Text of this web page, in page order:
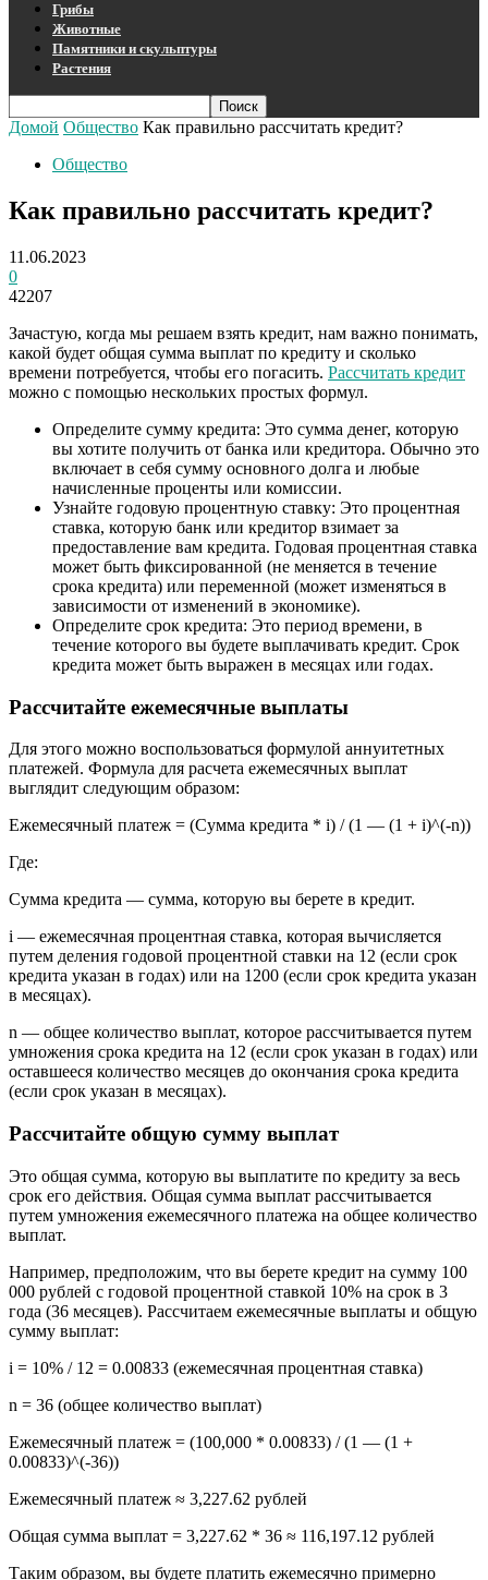
Грибы
Животные
Памятники и скульптуры
Растения
Домой Общество Как правильно рассчитать кредит?
Общество
Как правильно рассчитать кредит?
11.06.2023
0
42207
Зачастую, когда мы решаем взять кредит, нам важно понимать,
какой будет общая сумма выплат по кредиту и сколько
времени потребуется, чтобы его погасить. Рассчитать кредит
можно с помощью нескольких простых формул.
Определите сумму кредита: Это сумма денег, которую
вы хотите получить от банка или кредитора. Обычно это
включает в себя сумму основного долга и любые
начисленные проценты или комиссии.
Узнайте годовую процентную ставку: Это процентная
ставка, которую банк или кредитор взимает за
предоставление вам кредита. Годовая процентная ставка
может быть фиксированной (не меняется в течение
срока кредита) или переменной (может изменяться в
зависимости от изменений в экономике).
Определите срок кредита: Это период времени, в
течение которого вы будете выплачивать кредит. Срок
кредита может быть выражен в месяцах или годах.
Рассчитайте ежемесячные выплаты
Для этого можно воспользоваться формулой аннуитетных
платежей. Формула для расчета ежемесячных выплат
выглядит следующим образом:
Ежемесячный платеж = (Сумма кредита * i) / (1 — (1 + i)^(-n))
Где:
Сумма кредита — сумма, которую вы берете в кредит.
i — ежемесячная процентная ставка, которая вычисляется
путем деления годовой процентной ставки на 12 (если срок
кредита указан в годах) или на 1200 (если срок кредита указан
в месяцах).
n — общее количество выплат, которое рассчитывается путем
умножения срока кредита на 12 (если срок указан в годах) или
оставшееся количество месяцев до окончания срока кредита
(если срок указан в месяцах).
Рассчитайте общую сумму выплат
Это общая сумма, которую вы выплатите по кредиту за весь
срок его действия. Общая сумма выплат рассчитывается
путем умножения ежемесячного платежа на общее количество
выплат.
Например, предположим, что вы берете кредит на сумму 100
000 рублей с годовой процентной ставкой 10% на срок в 3
года (36 месяцев). Рассчитаем ежемесячные выплаты и общую
сумму выплат:
i = 10% / 12 = 0.00833 (ежемесячная процентная ставка)
n = 36 (общее количество выплат)
Ежемесячный платеж = (100,000 * 0.00833) / (1 — (1 +
0.00833)^(-36))
Ежемесячный платеж ≈ 3,227.62 рублей
Общая сумма выплат = 3,227.62 * 36 ≈ 116,197.12 рублей
Таким образом, вы будете платить ежемесячно примерно